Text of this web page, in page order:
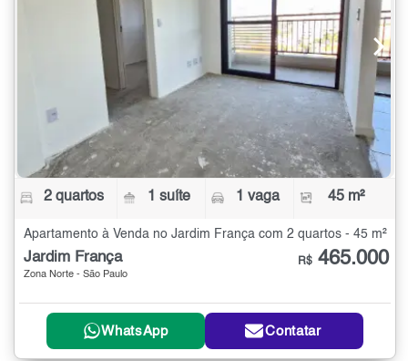
2 quartos 1 suíte 1 vaga 45 m²
Apartamento à Venda no Jardim França com 2 quartos - 45 m²
Jardim França
Zona Norte - São Paulo
R$ 465.000
WhatsApp Contatar